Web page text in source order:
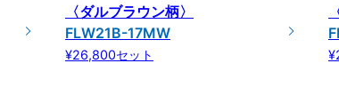
〈ダルブラウン柄〉
FLW21B-17MW
¥26,800セット